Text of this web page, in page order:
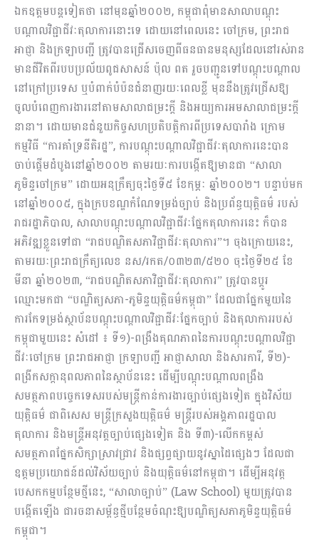
ឯកឧត្តមបន្តទៀតថា នៅមុនឆ្នាំ២០០២, កម្ពុជាពុំមានសាលាបណ្តុះ
បណ្តាលវិជ្ជាជីវៈតុលាការនោះទេ ដោយនៅពេលនេះ ចៅក្រម, ព្រះរាជ
អាជ្ញា និងក្រឡាបញ្ជី ត្រូវបានជ្រើសចេញពីធនធានមនុស្សដែលនៅរស់រាន
មានជីវិតពីរបបប្រល័យពូជសាសន៍ ប៉ុល ពត រួចបញ្ជូនទៅបណ្តុះបណ្តាល
នៅក្រៅប្រទេស ឬបំពាក់បំប៉នជំនាញរយៈពេលខ្លី មុននឹងត្រូវជ្រើសឱ្យ
ចូលបំពេញការងារនៅតាមសាលាជម្រះក្តី និងអយ្យការអមសាលាជម្រះក្តី
នានា។​ ដោយមានជំនួយកិច្ចសហប្រតិបត្តិការពីប្រទេសបារាំង ក្រោម
កម្មវិធី “ការគាំទ្រនីតិរដ្ឋ”, ការបណ្តុះបណ្តាលវិជ្ជាជីវៈតុលាការនេះបាន
ចាប់ផ្តើមដំបូងនៅឆ្នាំ២០០២ តាមរយៈការបង្កើតឱ្យមានជា “សាលា
ភូមិន្ទចៅក្រម” ដោយអនុក្រឹត្យចុះថ្ងៃទី៥ ខែកុម្ភៈ ឆ្នាំ២០០២។ បន្ទាប់មក
នៅឆ្នាំ២០០៥, ក្នុងក្របខណ្ឌកំណែទម្រង់ច្បាប់ និងប្រព័ន្ធយុត្តិធម៌ របស់
រាជរដ្ឋាភិបាល, សាលាបណ្តុះបណ្តាលវិជ្ជាជីវៈផ្នែកតុលាការនេះ ក៏បាន
អភិវឌ្ឍខ្លួនទៅជា “រាជបណ្ឌិតសភាវិជ្ជាជីវៈតុលាការ”។ ចុងក្រោយនេះ,
តាមរយៈព្រះរាជក្រឹត្យលេខ នស/រកត/០៣២៣/៥២០ ចុះថ្ងៃទី២៥ ខែ
មីនា ឆ្នាំ២០២៣, “រាជបណ្ឌិតសភាវិជ្ជាជីវៈតុលាការ” ត្រូវបានប្តូរ
ឈ្មោះមកជា “បណ្ឌិត្យសភា-ភូមិន្ទយុត្តិធម៌កម្ពុជា” ដែលជាផ្នែកមួយនៃ
ការកែទម្រង់ស្ថាប័នបណ្តុះបណ្តាលវិជ្ជាជីវៈផ្នែកច្បាប់ និងតុលាការរបស់
កម្ពុជាមួយនេះ សំដៅ ៖ ទី១)-ពង្រឹងគុណភាពនៃការបណ្តុះបណ្តាលវិជ្ជា
ជីវៈចៅក្រម ព្រះរាជអាជ្ញា ក្រឡាបញ្ជី អាជ្ញាសាលា និងសារការី, ទី២)-
ពង្រីកសក្តានុពលភាពនៃស្ថាប័ននេះ ដើម្បីបណ្តុះបណ្តាលពង្រឹង
សមត្ថភាពបច្ចេកទេសរបស់មន្ត្រីកាន់ការងារច្បាប់ផ្សេងទៀត ក្នុងវិស័យ
យុត្តិធម៌ ជាពិសេស មន្ត្រីក្រសួងយុត្តិធម៌ មន្ត្រីរបស់អង្គភាពរដ្ឋបាល
តុលាការ និងមន្ត្រីអនុវត្តច្បាប់ផ្សេងទៀត និង ទី៣)-លើកកម្ពស់
សមត្ថភាពផ្នែកសិក្សាស្រាវជ្រាវ និងផ្សព្វផ្សាយនូវស្នាដៃផ្សេងៗ ដែលជា
ឧត្តមប្រយោជន៍ដល់វិស័យច្បាប់ និងយុត្តិធម៌នៅកម្ពុជា។ ដើម្បីអនុវត្ត
បេសកកម្មបន្ថែមថ្មីនេះ, “សាលាច្បាប់” (Law School) មួយត្រូវបាន
បង្កើតឡើង ជារចនាសម្ព័ន្ធថ្មីបន្ថែមចំណុះឱ្យបណ្ឌិត្យសភាភូមិន្ទយុត្តិធម៌
កម្ពុជា។